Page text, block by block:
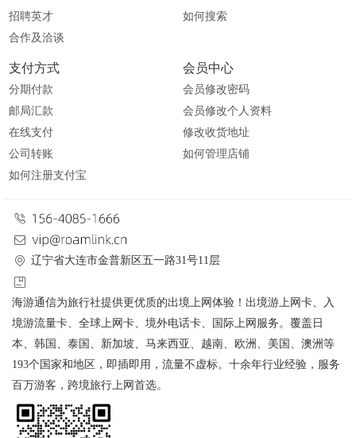
招聘英才
合作及洽谈
如何搜索
支付方式
分期付款
邮局汇款
在线支付
公司转账
如何注册支付宝
会员中心
会员修改密码
会员修改个人资料
修改收货地址
如何管理店铺
辽宁省大连市金普新区五一路31号11层
海游通信为旅行社提供更优质的出境上网体验！出境游上网卡、入
境游流量卡、全球上网卡、境外电话卡、国际上网服务。覆盖日
本、韩国、泰国、新加坡、马来西亚、越南、欧洲、美国、澳洲等
193个国家和地区，即插即用，流量不虚标。十余年行业经验，服务
百万游客，跨境旅行上网首选。